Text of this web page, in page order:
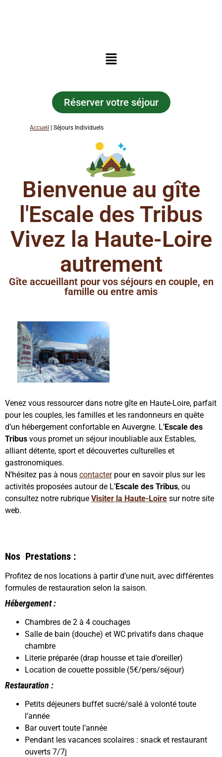
Réserver votre séjour
Accueil | Séjours Individuels
Bienvenue au gîte
l'Escale des Tribus
Vivez la Haute-Loire
autrement
Gîte accueillant pour vos séjours en couple, en
famille ou entre amis
Venez vous ressourcer dans notre gîte en Haute-Loire, parfait
pour les couples, les familles et les randonneurs en quête
d’un hébergement confortable en Auvergne. L’Escale des
Tribus vous promet un séjour inoubliable aux Estables,
alliant détente, sport et découvertes culturelles et
gastronomiques.
N’hésitez pas à nous contacterpour en savoir plus sur les
activités proposées autour de L’Escale des Tribus, ou
consultez notre rubrique Visiter la Haute-Loire sur notre site
web.
Nos Prestations :
Profitez de nos locations à partir d’une nuit, avec différentes
formules de restauration selon la saison.
Hébergement :
Chambres de 2 à 4 couchages
Salle de bain (douche) et WC privatifs dans chaque
chambre
Literie préparée (drap housse et taie d’oreiller)
Location de couette possible (5€/pers/séjour)
Restauration :
Petits déjeuners buffet sucré/salé à volonté toute
l’année
Bar ouvert toute l’année
Pendant les vacances scolaires : snack et restaurant
ouverts 7/7j